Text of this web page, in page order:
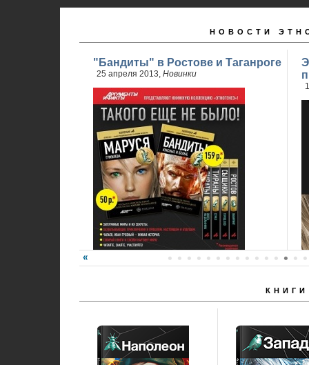
НОВОСТИ
"Бандиты" в Ростове и Таганроге
25 апреля 2013, Новинки
24 апреля стартовали продажи 2 книги
КНИГИ